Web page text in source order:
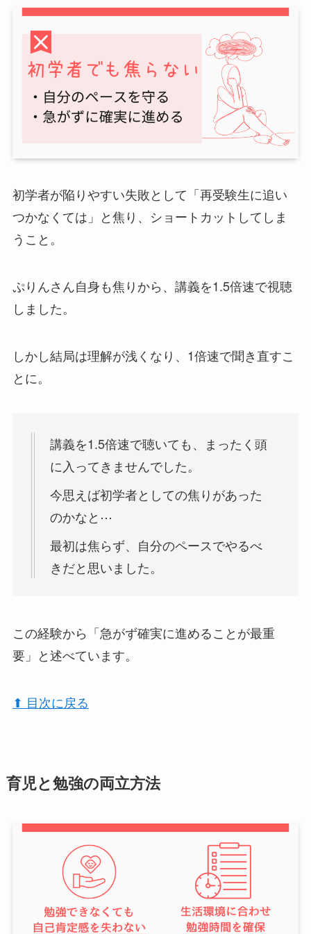
初学者が陥りやすい失敗として「再受験生に追い
つかなくては」と焦り、ショートカットしてしま
うこと。
ぷりんさん自身も焦りから、講義を1.5倍速で視聴
しました。
しかし結局は理解が浅くなり、1倍速で聞き直すこ
とに。
講義を1.5倍速で聴いても、まったく頭
に入ってきませんでした。
今思えば初学者としての焦りがあった
のかなと⋯
最初は焦らず、自分のペースでやるべ
きだと思いました。
この経験から「急がず確実に進めることが最重
要」と述べています。
⬆︎ 目次に戻る
育児と勉強の両立方法